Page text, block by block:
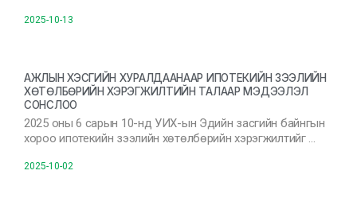
2025-10-13
АЖЛЫН ХЭСГИЙН ХУРАЛДААНААР ИПОТЕКИЙН ЗЭЭЛИЙН
ХӨТӨЛБӨРИЙН ХЭРЭГЖИЛТИЙН ТАЛААР МЭДЭЭЛЭЛ
СОНСЛОО
2025 оны 6 сарын 10-нд УИХ-ын Эдийн засгийн байнгын
хороо ипотекийн зээлийн хөтөлбөрийн хэрэгжилтийг …
2025-10-02